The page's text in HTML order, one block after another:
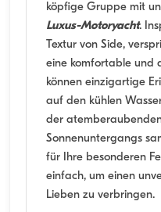
köpfige Gruppe mit
Luxus-Motoryacht.
Textur von Side,
eine komfortable und
können einzigartige
auf den kühlen
der
Sonnenuntergangs
für Ihre besonderen
einfach, um einen
Lieben zu verbringen.